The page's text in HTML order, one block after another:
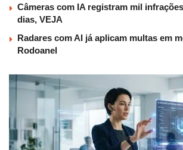
Câmeras com IA registram mil
dias, VEJA
Radares com AI já aplicam multas em
Rodoanel